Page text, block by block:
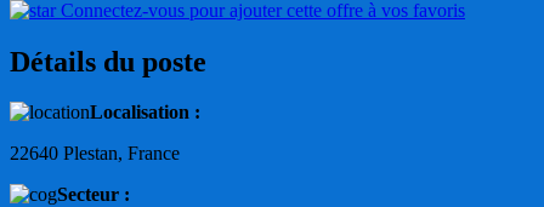
Connectez-vous pour ajouter cette offre à vos favoris
Détails du poste
Localisation :
22640 Plestan, France
Secteur :